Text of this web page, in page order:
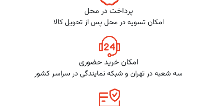
پرداخت در محل
امکان تسویه در محل پس از تحویل کالا
امکان خرید حضوری
سه شعبه در تهران و شبکه نمایندگی در سراسر کشور